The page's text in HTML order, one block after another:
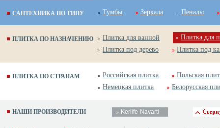
САНТЕХНИКА ПО ТИПУ Тумбы Зеркала Пеналы
ПЛИТКА ПО НАЗНАЧЕНИЮ Плитка для ванной
Плитка для
Плитка под дерево
Плитка под
ПЛИТКА ПО СТРАНАМ Российская плитка
Польская
Немецкая плитка
Белорусская
НАШИ ПРОИЗВОДИТЕЛИ Kerlife-Navarti